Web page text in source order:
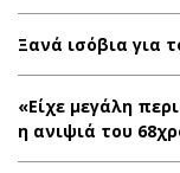
Ξανά ισόβια για
«Είχε μεγάλη
η ανιψιά του